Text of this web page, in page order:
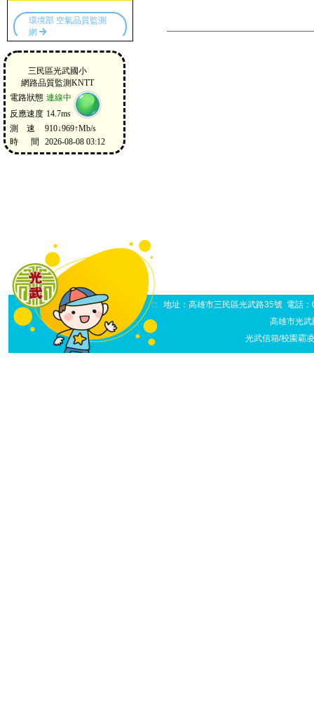
:::
地址：高雄市三民區光武路35號 電話
高雄市光
光武信箱/校園霸